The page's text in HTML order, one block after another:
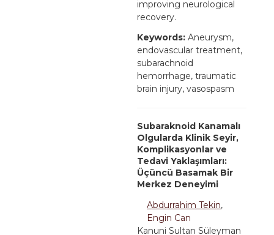
improving neurological
recovery.
Keywords: Aneurysm,
endovascular treatment,
subarachnoid
hemorrhage, traumatic
brain injury, vasospasm
Subaraknoid Kanamalı
Olgularda Klinik Seyir,
Komplikasyonlar ve
Tedavi Yaklaşımları:
Üçüncü Basamak Bir
Merkez Deneyimi
Abdurrahim Tekin,
Engin Can
Kanuni Sultan Süleyman